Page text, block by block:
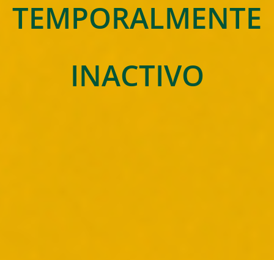
TEMPORALMENTE
INACTIVO